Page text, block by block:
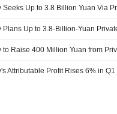
Plans Up to 3.8-Billion-Yuan
to Raise 400 Million Yuan from
Attributable Profit Rises 6% in Q1